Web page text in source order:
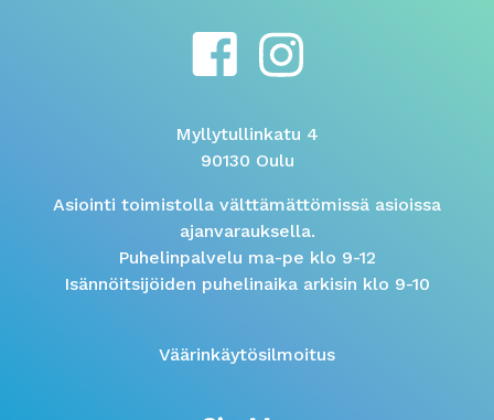
Myllytullinkatu 4
90130 Oulu
Asiointi toimistolla välttämättömissä asioissa
ajanvarauksella.
Puhelinpalvelu ma-pe klo 9-12
Isännöitsijöiden puhelinaika arkisin klo 9-10
Väärinkäytösilmoitus